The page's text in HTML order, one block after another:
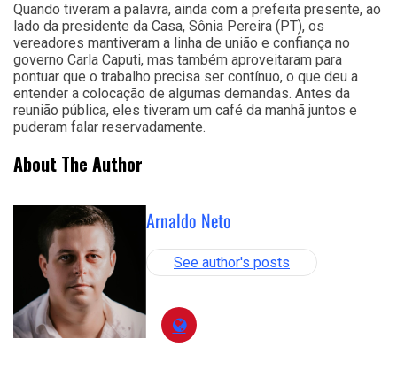
Quando tiveram a palavra, ainda com a prefeita presente, ao
lado da presidente da Casa, Sônia Pereira (PT), os
vereadores mantiveram a linha de união e confiança no
governo Carla Caputi, mas também aproveitaram para
pontuar que o trabalho precisa ser contínuo, o que deu a
entender a colocação de algumas demandas. Antes da
reunião pública, eles tiveram um café da manhã juntos e
puderam falar reservadamente.
About The Author
Arnaldo Neto
See author's posts